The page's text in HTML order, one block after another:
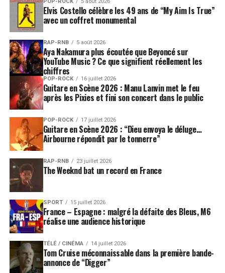
Elvis Costello célèbre les 49 ans de “My Aim Is True”
avec un coffret monumental
RAP-RNB 5 août 2026
Aya Nakamura plus écoutée que Beyoncé sur
YouTube Music ? Ce que signifient réellement les
chiffres
POP-ROCK 16 juillet 2026
Guitare en Scène 2026 : Manu Lanvin met le feu
après les Pixies et fini son concert dans le public
POP-ROCK 17 juillet 2026
Guitare en Scène 2026 : “Dieu envoya le déluge…
Airbourne répondit par le tonnerre”
RAP-RNB 23 juillet 2026
The Weeknd bat un record en France
SPORT 15 juillet 2026
France – Espagne : malgré la défaite des Bleus, M6
réalise une audience historique
TÉLÉ / CINÉMA 14 juillet 2026
Tom Cruise méconnaissable dans la première bande-
annonce de “Digger”